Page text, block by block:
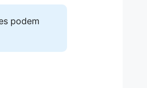
podem